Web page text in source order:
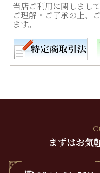
当店ご利用に関しまし
ご理解・ご了承の上、
ます。
まずはお気